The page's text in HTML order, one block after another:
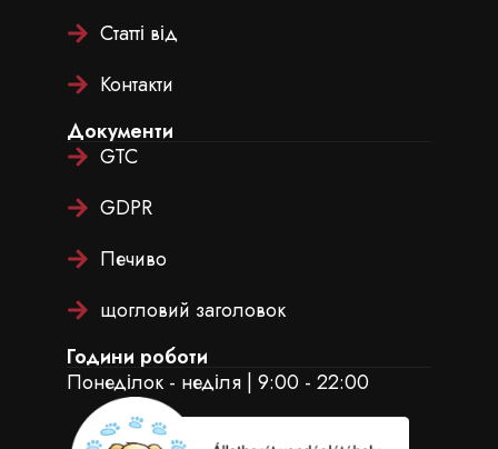
Статті від
Контакти
Документи
GTC
GDPR
Печиво
щогловий заголовок
Години роботи
Понеділок - неділя | 9:00 - 22:00